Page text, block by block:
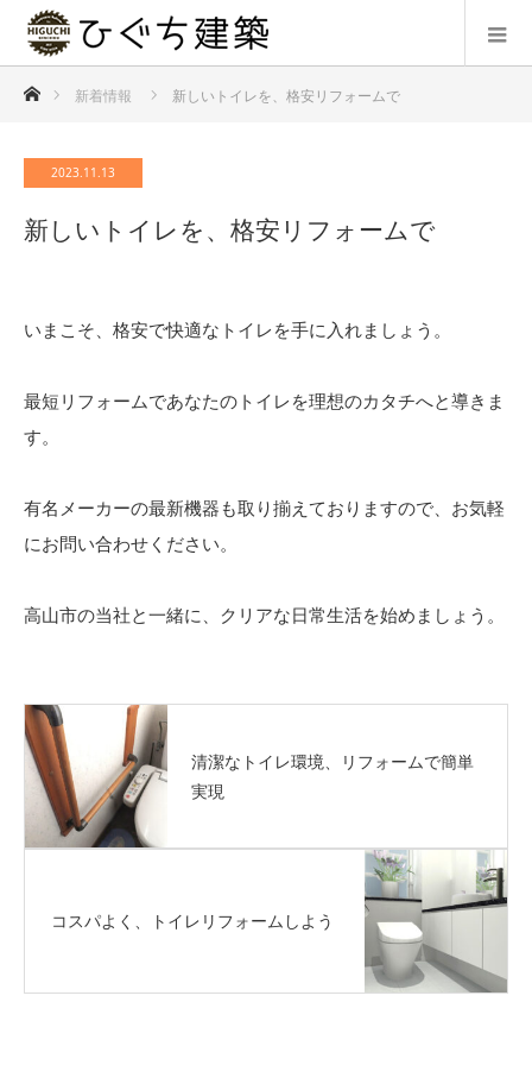
ホーム新着情報 新しいトイレを、格安リフォームで
2023.11.13
新しいトイレを、格安リフォームで
いまこそ、格安で快適なトイレを手に入れましょう。
最短リフォームであなたのトイレを理想のカタチへと導きま
す。
有名メーカーの最新機器も取り揃えておりますので、お気軽
にお問い合わせください。
高山市の当社と一緒に、クリアな日常生活を始めましょう。
清潔なトイレ環境、リフォームで簡単
実現
コスパよく、トイレリフォームしよう